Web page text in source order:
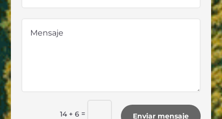
14 + 6 = Enviar mensaje